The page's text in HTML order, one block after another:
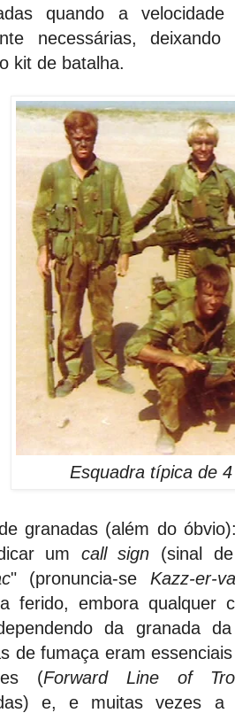
quando a
necessárias,
kit de batalha.
Esquadra típica de
granadas (além do
um call sign (sinal
" (pronuncia-se Kazz-er-
ferido, embora qualquer
da granada
de fumaça eram
(Forward Line of
e,e muitas vezes a